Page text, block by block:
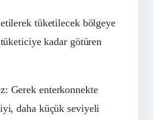
tüketilecek bölgeye
kadar götüren
Gerek enterkonnekte
daha küçük seviyeli